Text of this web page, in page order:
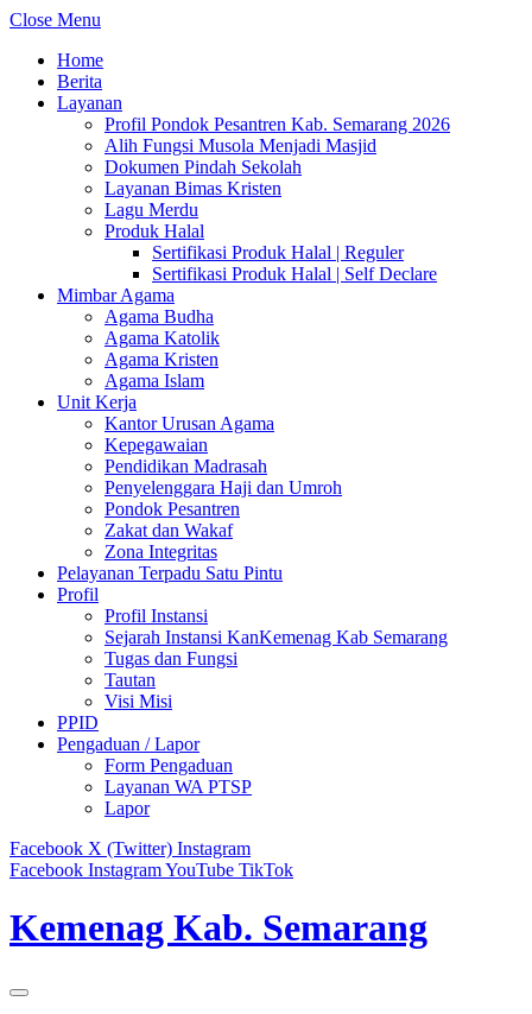
Close Menu
Home
Berita
Layanan
Profil Pondok Pesantren Kab. Semarang 2026
Alih Fungsi Musola Menjadi Masjid
Dokumen Pindah Sekolah
Layanan Bimas Kristen
Lagu Merdu
Produk Halal
Sertifikasi Produk Halal | Reguler
Sertifikasi Produk Halal | Self Declare
Mimbar Agama
Agama Budha
Agama Katolik
Agama Kristen
Agama Islam
Unit Kerja
Kantor Urusan Agama
Kepegawaian
Pendidikan Madrasah
Penyelenggara Haji dan Umroh
Pondok Pesantren
Zakat dan Wakaf
Zona Integritas
Pelayanan Terpadu Satu Pintu
Profil
Profil Instansi
Sejarah Instansi KanKemenag Kab Semarang
Tugas dan Fungsi
Tautan
Visi Misi
PPID
Pengaduan / Lapor
Form Pengaduan
Layanan WA PTSP
Lapor
Facebook X (Twitter) Instagram
Facebook InstagramYouTube TikTok
Kemenag Kab. Semarang